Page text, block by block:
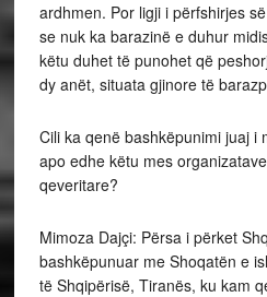
ardhmen. Por ligji i përfshirjes
se nuk ka barazinë e duhur
këtu duhet të punohet që
dy anët, situata gjinore të
Cili ka qenë bashkëpunimi juaj i
apo edhe këtu mes
qeveritare?
Mimoza Dajçi: Përsa i përket
bashkëpunuar me Shoqatën e
të Shqipërisë, Tiranës, ku kam